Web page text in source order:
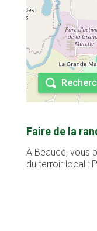
Faire de la
À Beaucé, vous
du terroir local :